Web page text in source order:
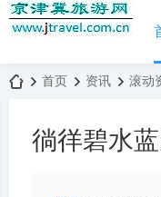
首页 资讯 滚动
徜徉碧水